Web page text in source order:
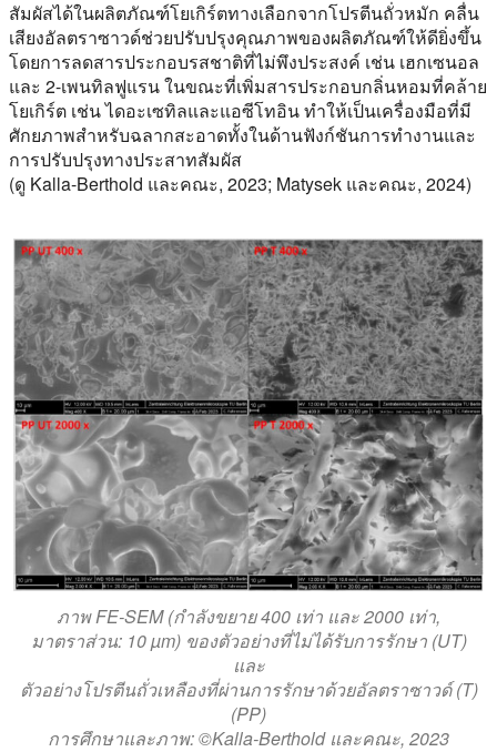
สัมผัสได้ในผลิตภัณฑ์โยเกิร์ตทางเลือกจากโปรตีนถั่วหมัก คลื่น
เสียงอัลตราซาวด์ช่วยปรับปรุงคุณภาพของผลิตภัณฑ์ให้ดียิ่งขึ้น
โดยการลดสารประกอบรสชาติที่ไม่พึงประสงค์ เช่น เฮกเซนอล
และ 2-เพนทิลฟูแรน ในขณะที่เพิ่มสารประกอบกลิ่นหอมที่คล้าย
โยเกิร์ต เช่น ไดอะเซทิลและแอซีโทอิน ทำให้เป็นเครื่องมือที่มี
ศักยภาพสำหรับฉลากสะอาดทั้งในด้านฟังก์ชันการทำงานและ
การปรับปรุงทางประสาทสัมผัส
(ดู Kalla-Berthold และคณะ, 2023; Matysek และคณะ, 2024)
ภาพ FE-SEM (กำลังขยาย 400 เท่า และ 2000 เท่า,
มาตราส่วน: 10 µm) ของตัวอย่างที่ไม่ได้รับการรักษา (UT)
และ
ตัวอย่างโปรตีนถั่วเหลืองที่ผ่านการรักษาด้วยอัลตราซาวด์ (T)
(PP)
การศึกษาและภาพ: ©Kalla-Berthold และคณะ, 2023